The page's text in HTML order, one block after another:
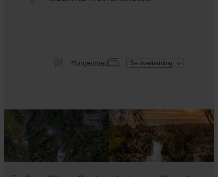
Morgenmad Se overnatning
HER SKAL I BO